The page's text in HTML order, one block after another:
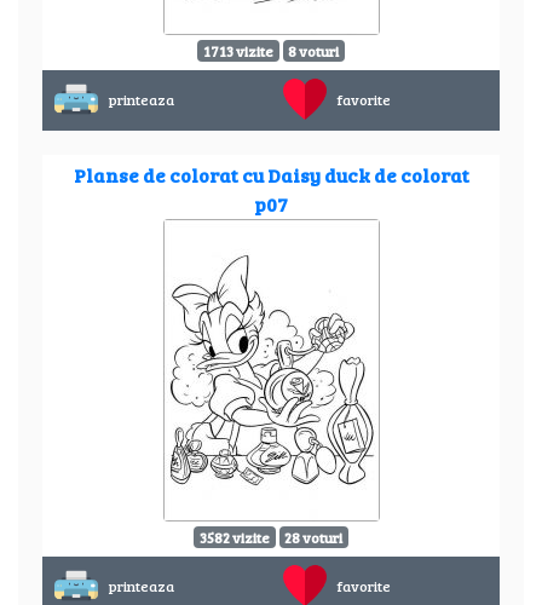
1713 vizite 8 voturi
printeaza favorite
Planse de colorat cu Daisy duck de colorat
p07
3582 vizite 28 voturi
printeaza favorite